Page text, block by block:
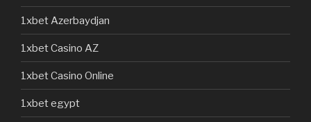
1xbet Azerbaydjan
1xbet Casino AZ
1xbet Casino Online
1xbet egypt